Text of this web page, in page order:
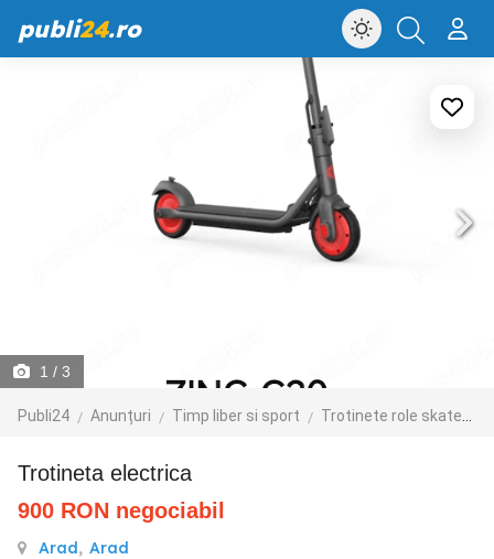
publi24.ro
1 / 3
Publi24 Anunțuri Timp liber si sport Trotinete role skateboard
Trotineta electrica
900 RON negociabil
Arad, Arad